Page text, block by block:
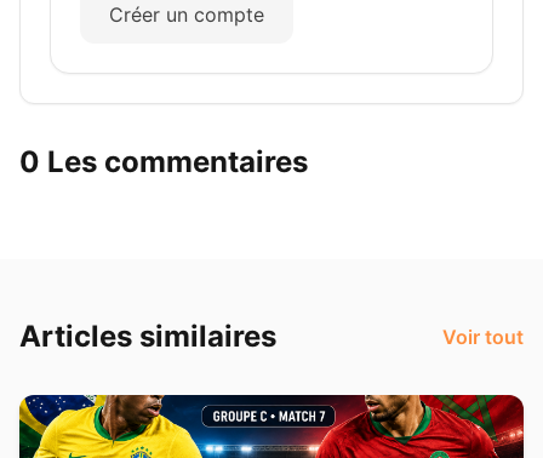
Créer un compte
0 Les commentaires
Articles similaires Voir tout